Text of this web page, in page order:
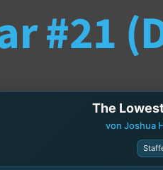
#21
The
von Joshua